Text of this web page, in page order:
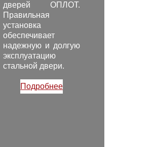
дверей ОПЛОТ.
Правильная
установка
обеспечивает
надежную и долгую
эксплуатацию
стальной двери.
Подробнее